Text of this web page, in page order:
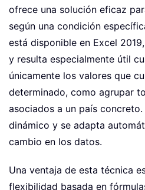
ofrece una solución eficaz
según una condición
está disponible en Excel
y resulta especialmente útil
únicamente los valores que
determinado, como agrupar
asociados a un país
dinámico y se adapta
cambio en los datos.
Una ventaja de esta técnica
flexibilidad basada en